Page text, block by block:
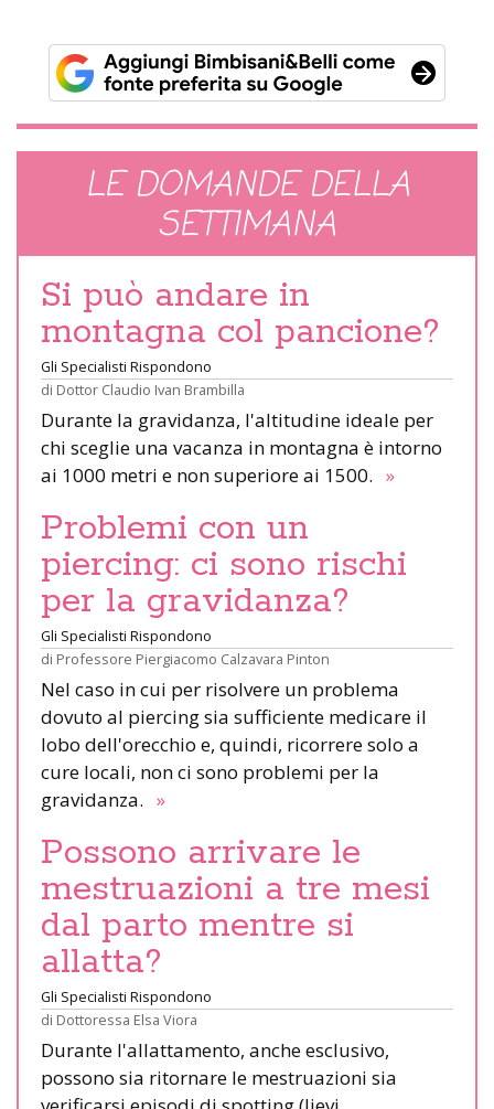
LE DOMANDE DELLA
SETTIMANA
Si può andare in
montagna col pancione?
Gli Specialisti Rispondono
di Dottor Claudio Ivan Brambilla
Durante la gravidanza, l'altitudine ideale per
chi sceglie una vacanza in montagna è intorno
ai 1000 metri e non superiore ai 1500. »
Problemi con un
piercing: ci sono rischi
per la gravidanza?
Gli Specialisti Rispondono
di Professore Piergiacomo Calzavara Pinton
Nel caso in cui per risolvere un problema
dovuto al piercing sia sufficiente medicare il
lobo dell'orecchio e, quindi, ricorrere solo a
cure locali, non ci sono problemi per la
gravidanza. »
Possono arrivare le
mestruazioni a tre mesi
dal parto mentre si
allatta?
Gli Specialisti Rispondono
di Dottoressa Elsa Viora
Durante l'allattamento, anche esclusivo,
possono sia ritornare le mestruazioni sia